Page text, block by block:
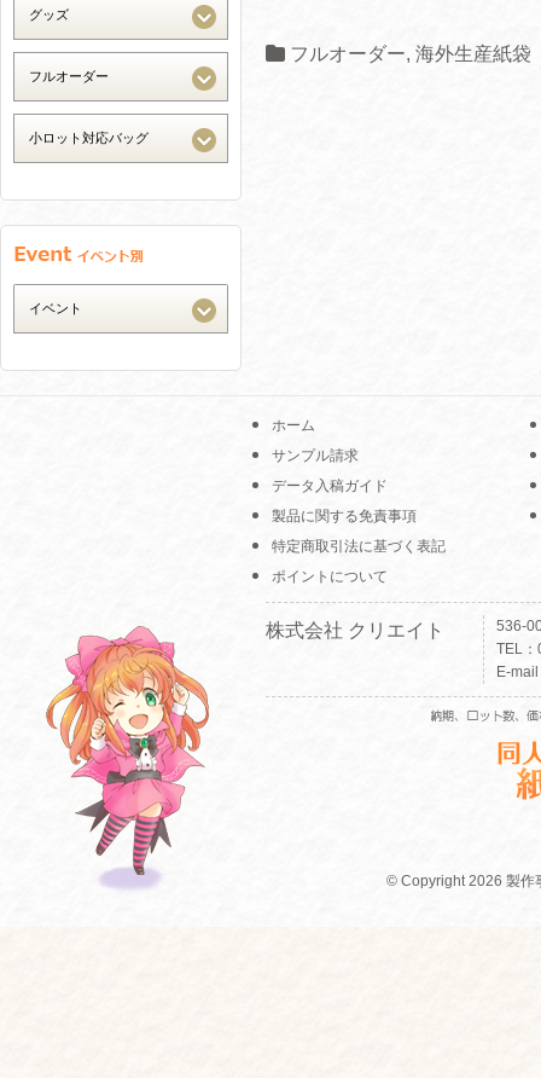
フルオーダー, 海外生産紙袋
ホーム
サンプル請求
データ入稿ガイド
製品に関する免責事項
特定商取引法に基づく表記
ポイントについて
株式会社 クリエイト
536-
TEL
E-
© Copyright 2026 製作